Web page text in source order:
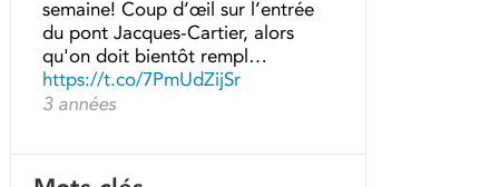
semaine! Coup d’œil sur l’entrée
du pont Jacques-Cartier, alors
qu'on doit bientôt rempl…
https://t.co/7PmUdZijSr
3 années